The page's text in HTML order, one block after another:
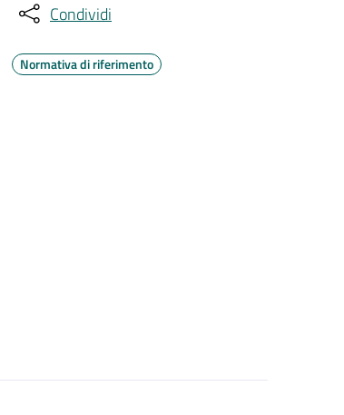
Condividi
Normativa di riferimento